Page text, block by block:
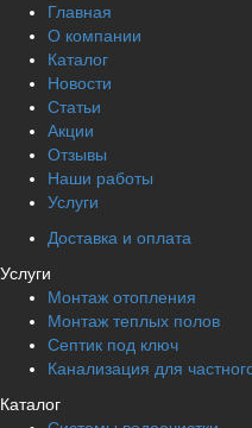
Главная
О компании
Каталог
Новости
Статьи
Акции
Отзывы
Наши работы
Услуги
Доставка и оплата
Услуги
Монтаж отопления
Монтаж теплых полов
Септик под ключ
Канализация для
Каталог